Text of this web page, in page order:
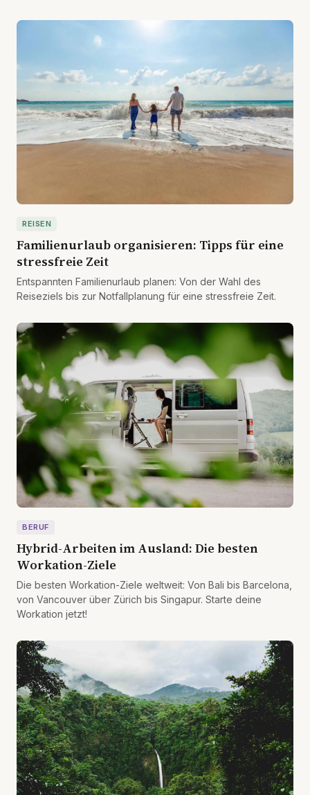
REISEN
Familienurlaub organisieren: Tipps für eine
stressfreie Zeit
Entspannten Familienurlaub planen: Von der Wahl des
Reiseziels bis zur Notfallplanung für eine stressfreie Zeit.
BERUF
Hybrid-Arbeiten im Ausland: Die besten
Workation-Ziele
Die besten Workation-Ziele weltweit: Von Bali bis Barcelona,
von Vancouver über Zürich bis Singapur. Starte deine
Workation jetzt!